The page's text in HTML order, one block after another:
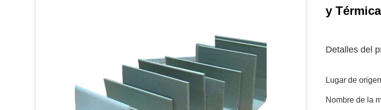
y Térmica
Detalles del
Lugar de
Nombre de la